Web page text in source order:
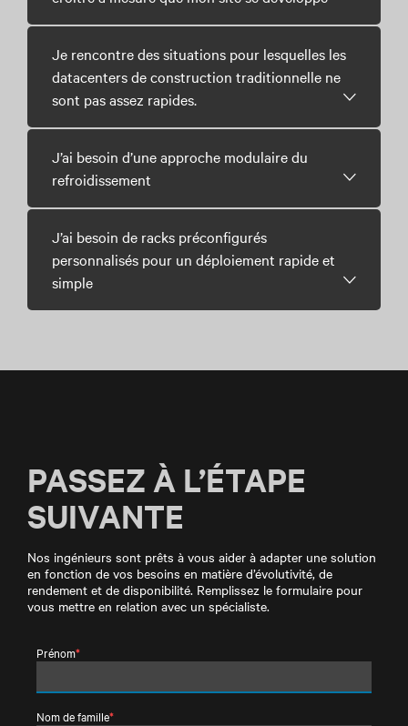
Je rencontre des situations pour lesquelles les
datacenters de construction traditionnelle ne
sont pas assez rapides.
J’ai besoin d’une approche modulaire du
refroidissement
J’ai besoin de racks préconfigurés
personnalisés pour un déploiement rapide et
simple
PASSEZ À L’ÉTAPE
SUIVANTE
Nos ingénieurs sont prêts à vous aider à adapter une solution
en fonction de vos besoins en matière d’évolutivité, de
rendement et de disponibilité. Remplissez le formulaire pour
vous mettre en relation avec un spécialiste.
Prénom*
Nom de famille*